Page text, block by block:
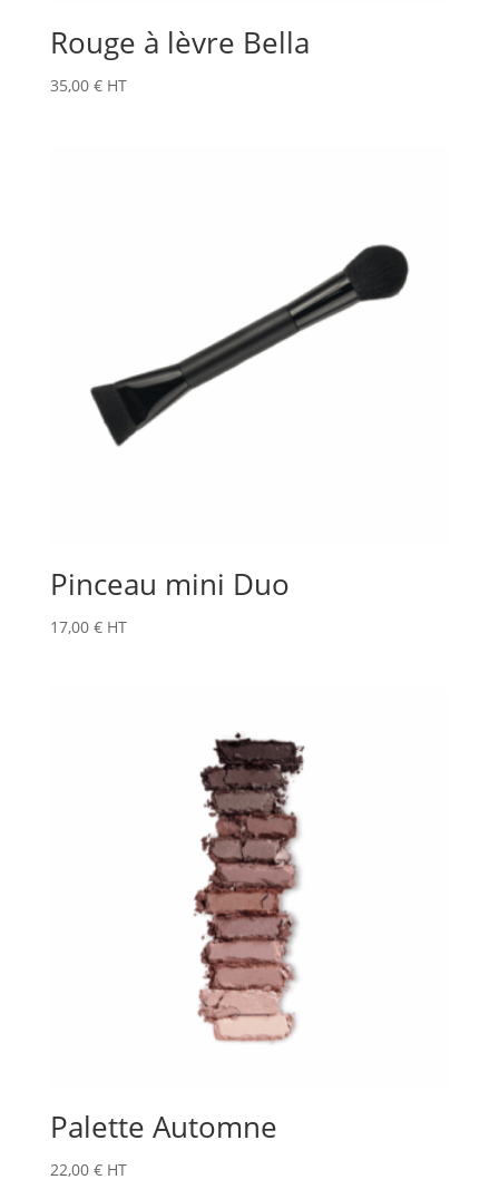
Rouge à lèvre Bella
35,00 € HT
Pinceau mini Duo
17,00 € HT
Palette Automne
22,00 € HT